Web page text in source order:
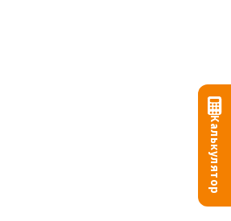
Калькулятор